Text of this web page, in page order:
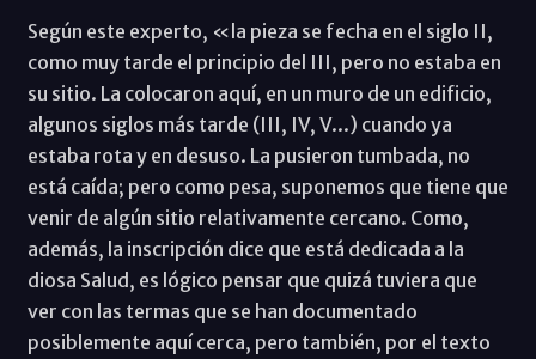
Según este experto, «la pieza se fecha en el siglo II,
como muy tarde el principio del III, pero no estaba en
su sitio. La colocaron aquí, en un muro de un edificio,
algunos siglos más tarde (III, IV, V...) cuando ya
estaba rota y en desuso. La pusieron tumbada, no
está caída; pero como pesa, suponemos que tiene que
venir de algún sitio relativamente cercano. Como,
además, la inscripción dice que está dedicada a la
diosa Salud, es lógico pensar que quizá tuviera que
ver con las termas que se han documentado
posiblemente aquí cerca, pero también, por el texto